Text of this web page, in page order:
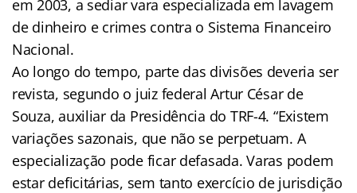
em 2003, a sediar vara especializada em lavagem
de dinheiro e crimes contra o Sistema Financeiro
Nacional.
Ao longo do tempo, parte das divisões deveria ser
revista, segundo o juiz federal Artur César de
Souza, auxiliar da Presidência do TRF-4. “Existem
variações sazonais, que não se perpetuam. A
especialização pode ficar defasada. Varas podem
estar deficitárias, sem tanto exercício de jurisdição